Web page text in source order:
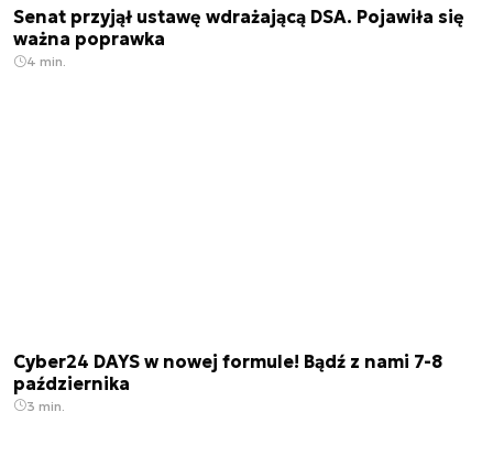
Senat przyjął ustawę wdrażającą DSA. Pojawiła się
ważna poprawka
4 min.
Cyber24 DAYS w nowej formule! Bądź z nami 7-8
października
3 min.